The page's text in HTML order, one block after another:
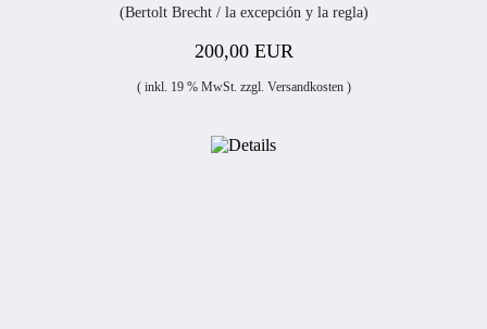
(Bertolt Brecht / la excepción y la regla)
200,00 EUR
( inkl. 19 % MwSt. zzgl. Versandkosten)